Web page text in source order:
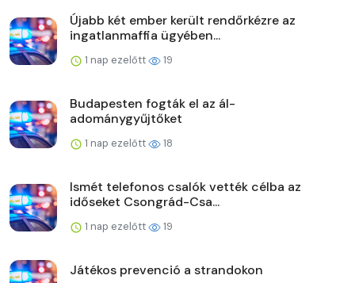
Újabb két ember került rendőrkézre az
ingatlanmaffia ügyében...
1 nap ezelőtt 19
Budapesten fogták el az ál-
adománygyűjtőket
1 nap ezelőtt 18
Ismét telefonos csalók vették célba az
időseket Csongrád-Csa...
1 nap ezelőtt 19
Játékos prevenció a strandokon